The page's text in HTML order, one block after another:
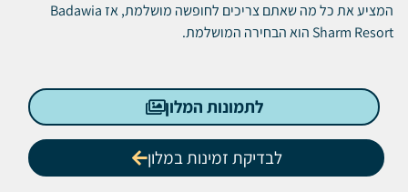
המציע את כל מה שאתם צריכים לחופשה מושלמת, אז Badawia
Sharm Resort הוא הבחירה המושלמת.
לתמונות המלון
לבדיקת זמינות במלון